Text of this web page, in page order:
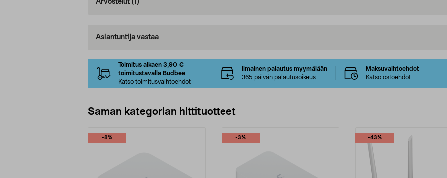
Arvostelut (1)
Asiantuntija vastaa
Toimitus alkaen 3,90 €
toimitustavalla Budbee
Katso toimitusvaihtoehdot
Ilmainen palautus myymälään
365 päivän palautusoikeus
Maksuvaihtoehdot
Katso ostoehdot
Saman kategorian hittituotteet
-8% -3% -43%